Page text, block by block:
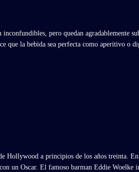
pero quedan agradablemente
que la bebida sea perfecta como aperitivo o
a principios de los años treinta.
un Oscar. El famoso barman Eddie